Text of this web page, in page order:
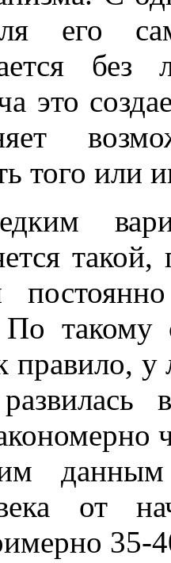
его
это
того или
По такому
правило,
данным
от
35-